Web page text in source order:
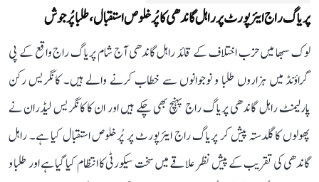
پریاگ راج ایئرپورٹ پر راہل گاندھی کا پُرخلوص استقبال، طلبا پُرجوش
لوک سبھا میں حزب اختلاف کے قائد راہل گاندھی آج شام پریاگ راج واقع کے پی
گراؤنڈ میں ہزاروں طلبا و نوجوانوں سے خطاب کرنے والے ہیں۔ کانگریس رکن
پارلیمنٹ راہل گاندھی پریاگ راج پہنچ بھی چکے ہیں اور ان کا کانگریس لیڈران نے
پھولوں کا گلدستہ پیش کر پریاگ راج ایئرپورٹ پر پُرخلوص استقبال کیا ہے۔ راہل
گاندھی کی تقریب کے پیش نظر علاقے میں سخت سیکورٹی کا انتظام کیا گیا ہے اور طلبا و